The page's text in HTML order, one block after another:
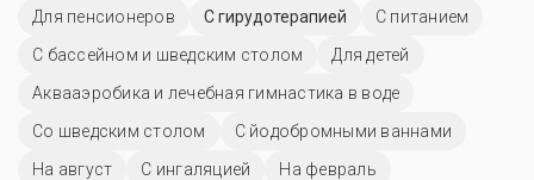
Для пенсионеров
С гирудотерапией
С питанием
С бассейном и шведским столом
Для детей
Аквааэробика и лечебная гимнастика в воде
Со шведским столом
С йодобромными ваннами
На август
С ингаляцией
На февраль